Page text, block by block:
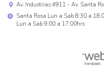
Av. Industrias 4911 - Av. Santa
Santa Rosa Lun a Sab 8:30 a
Lun a Sab 9:00 a 17:00hrs